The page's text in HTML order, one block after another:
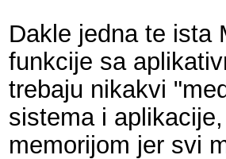
Dakle jedna te ista
funkcije sa
trebaju nikakvi
sistema i
memorijom jer svi